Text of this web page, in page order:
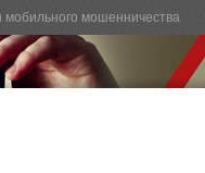
мошенничества